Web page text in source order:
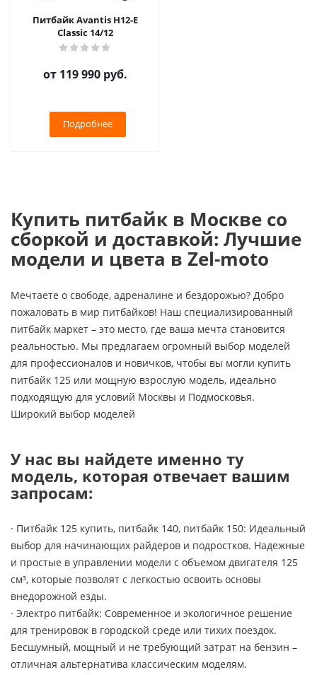
Питбайк Avantis H12-E
Classic 14/12
от 119 990 руб.
Подробнее
Купить питбайк в Москве со
сборкой и доставкой: Лучшие
модели и цвета в Zel-moto
Мечтаете о свободе, адреналине и бездорожью? Добро
пожаловать в мир питбайков! Наш специализированный
питбайк маркет – это место, где ваша мечта становится
реальностью. Мы предлагаем огромный выбор моделей
для профессионалов и новичков, чтобы вы могли купить
питбайк 125 или мощную взрослую модель, идеально
подходящую для условий Москвы и Подмосковья.
Широкий выбор моделей
У нас вы найдете именно ту
модель, которая отвечает вашим
запросам:
· Питбайк 125 купить, питбайк 140, питбайк 150: Идеальный
выбор для начинающих райдеров и подростков. Надежные
и простые в управлении модели с объемом двигателя 125
см³, которые позволят с легкостью освоить основы
внедорожной езды.
· Электро питбайк: Современное и экологичное решение
для тренировок в городской среде или тихих поездок.
Бесшумный, мощный и не требующий затрат на бензин –
отличная альтернатива классическим моделям.